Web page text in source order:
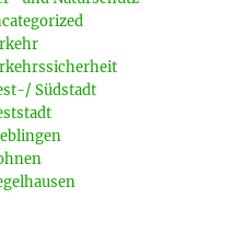
Südstadt